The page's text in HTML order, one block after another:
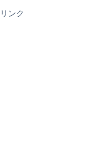
ンク